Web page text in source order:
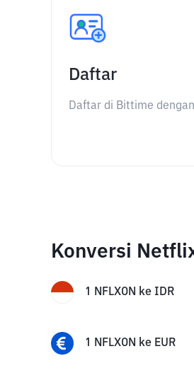
Daftar
Daftar di Bittime
Konversi
1 NFLXON ke IDR
1 NFLXON ke EUR